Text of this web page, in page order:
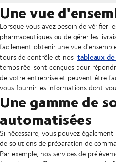
Une vue
Lorsque vous avez besoin de vérifier
pharmaceutiques ou de gérer les
facilement obtenir une vue
tours de contrôle et nos tableaux
temps réel sont conçues pour
de votre entreprise et peuvent être
vous fournir les informations dont
Une gamme de
automatisées
Si nécessaire, vous pouvez
de solutions de préparation de
Par exemple, nos services de